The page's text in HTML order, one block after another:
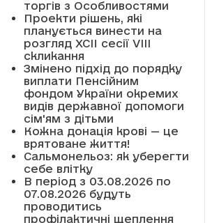
торгів з Особливостями
Проекти рішень, які
планується винести на
розгляд XCII сесії VІІІ
скликання
Змінено підхід до порядку
виплати Пенсійним
фондом України окремих
видів державної допомоги
сім'ям з дітьми
Кожна донація крові — це
врятоване життя!
Сальмонельоз: як уберегти
себе влітку
В період з 03.08.2026 по
07.08.2026 будуть
проводитись
профілактичні щеплення